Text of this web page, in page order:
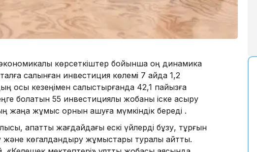
көрсеткіштер бойынша оң динамика
салынған инвестиция көлемі 7 айда 1,2
осы кезеңімен салыстырғанда 42,1 пайызға
болатын 55 инвестициялық жобаны іске асыру
жаңа жұмыс орнын ашуға мүмкіндік береді .
апатты жағдайдағы ескі үйлерді бұзу, тұрғын
және көгалдандыру жұмыстары туралы айтты.